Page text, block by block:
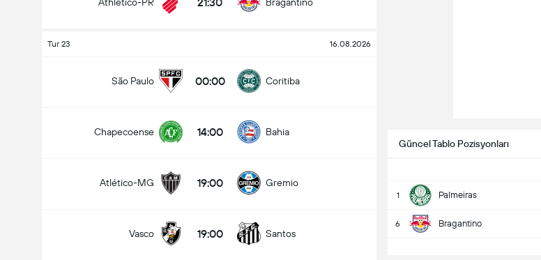
Tur 23 16.08.2026
São Paulo 00:00 Coritiba
Chapecoense 14:00 Bahia
Atlético-MG 19:00 Gremio
Vasco 19:00 Santos
Güncel Tablo Pozisyonları
1 Palmeiras
6 Bragantino